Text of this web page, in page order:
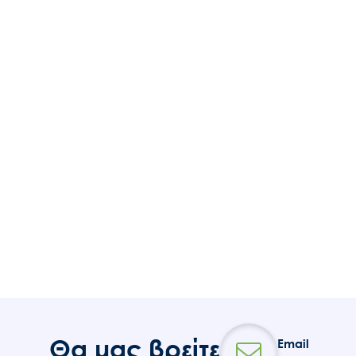
Θα μας βρείτε
Email